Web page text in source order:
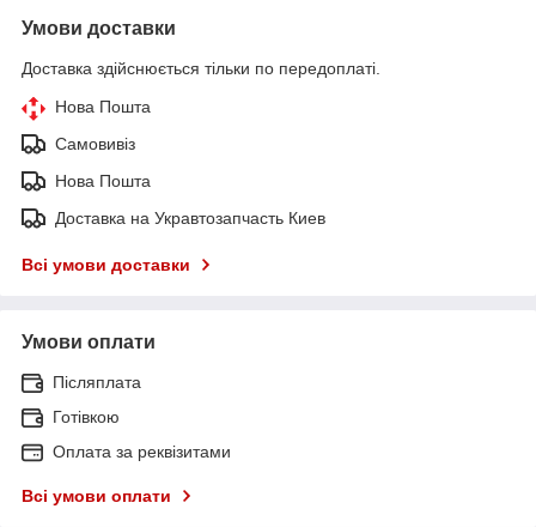
Умови доставки
Доставка здійснюється тільки по передоплаті.
Нова Пошта
Самовивіз
Нова Пошта
Доставка на Укравтозапчасть Киев
Всі умови доставки
Умови оплати
Післяплата
Готівкою
Оплата за реквізитами
Всі умови оплати